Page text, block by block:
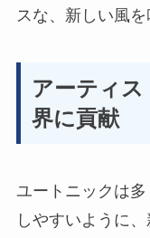
スな、新しい風
アーティ
界に貢献
ユートニックは
しやすいように